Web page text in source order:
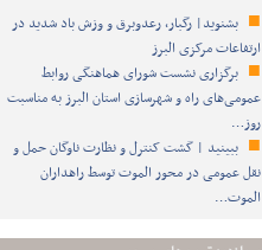
بشنوید| رگبار، رعدوبرق و وزش باد شدید در
ارتفاعات مرکزی البرز
برگزاری نشست شورای هماهنگی روابط
عمومی‌های راه و شهرسازی استان البرز به مناسبت
روز…
ببینید | گشت کنترل و نظارت ناوگان حمل و
نقل عمومی در محور الموت توسط راهداران
الموت…